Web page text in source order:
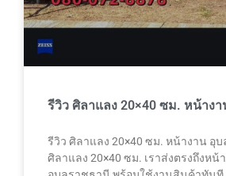
รีวิว ศิลาแลง 20×40 ซม. หน้าง
รีวิว ศิลาแลง 20×40 ซม. หน้างาน อุ
ศิลาแลง 20×40 ซม. เราส่งตรงถึงหน้